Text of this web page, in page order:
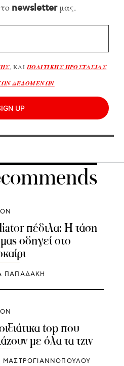
newsletterμας.
, ΚΑΙ ΠΟΛΙΤΙΚΗΣ ΠΡΟΣΤΑΣΙΑΣ
ΔΕΔΟΜΕΝΩΝ
UP
πέδιλα: Η τάση
οδηγεί στο
ΠΑΠΑΔΆΚΗ
top που
με όλα τα τζιν
ΜΑΣΤΡΟΓΙΑΝΝΟΠΟΥΛΟΥ